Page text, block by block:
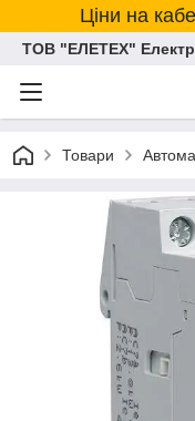
Ціни на
ТОВ "ЕЛЕТЕХ"
Товари